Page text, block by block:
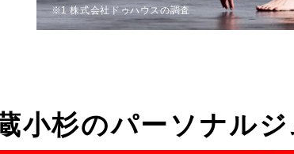
※1 株式会社ドゥハウスの調査
小杉のパーソナルジ